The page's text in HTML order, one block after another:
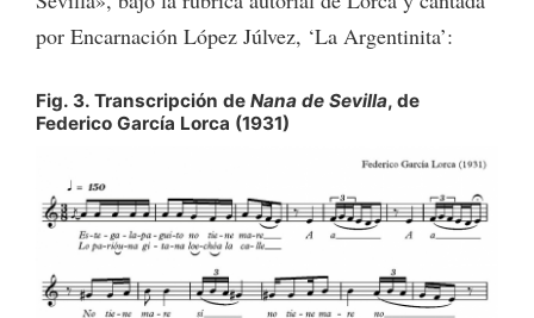
por Encarnación López Júlvez, ‘La Argentinita’:
Fig. 3. Transcripción de Nana de Sevilla, de
Federico García Lorca (1931)